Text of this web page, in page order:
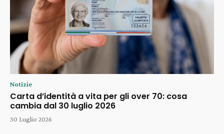
Notizie
Carta d’identità a vita per gli over 70: cosa
cambia dal 30 luglio 2026
30 Luglio 2026